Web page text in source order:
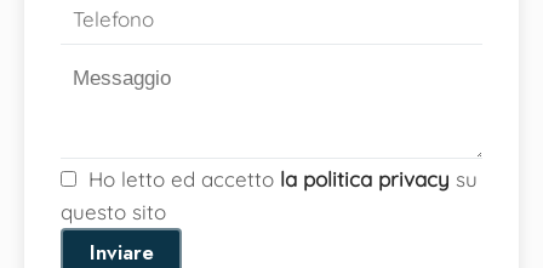
Ho letto ed accetto la politica privacy su
questo sito
Inviare